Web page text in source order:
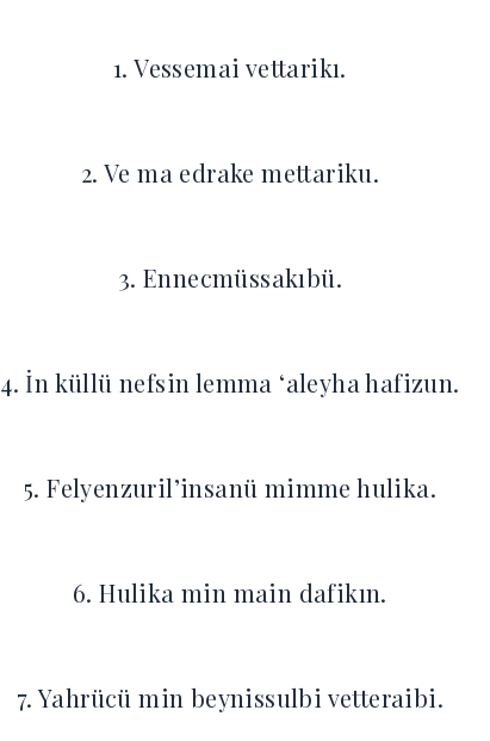
1. Vessemai vettarikı.
2. Ve ma edrake mettariku.
3. Ennecmüssakıbü.
4. İn küllü nefsin lemma ‘aleyha hafizun.
5. Felyenzuril’insanü mimme hulika.
6. Hulika min main dafikın.
7. Yahrücü min beynissulbi vetteraibi.